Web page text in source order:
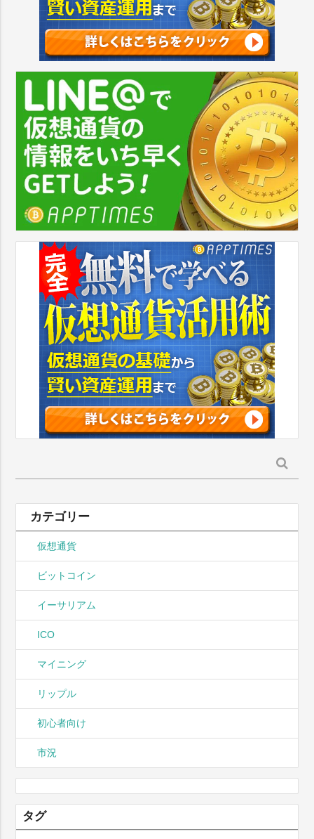
索:
カテゴリー
仮想通貨
ビットコイン
イーサリアム
ICO
マイニング
リップル
初心者向け
市況
タグ